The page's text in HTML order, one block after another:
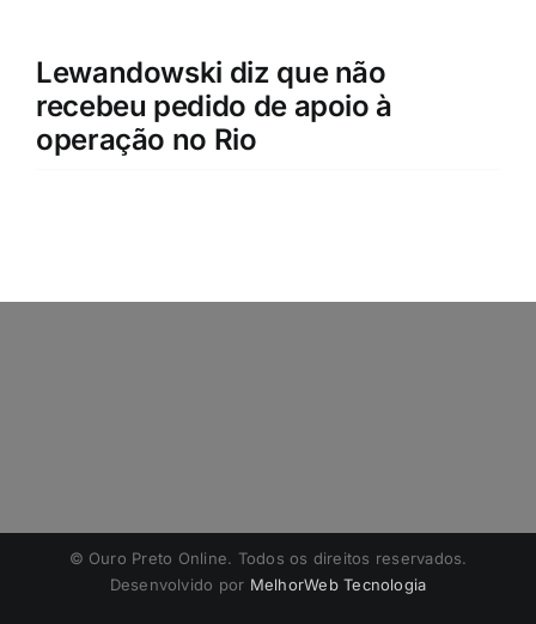
Lewandowski diz que não
recebeu pedido de apoio à
operação no Rio
©️ Ouro Preto Online. Todos os direitos reservados.
Desenvolvido por MelhorWeb Tecnologia